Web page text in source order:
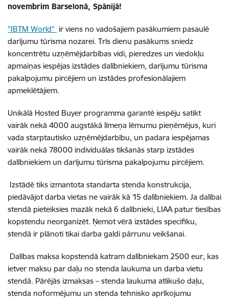
novembrim Barselonā, Spānijā!
"IBTM World" ir viens no vadošajiem pasākumiem pasaulē
darījumu tūrisma nozarei. Trīs dienu pasākums sniedz
koncentrētu uzņēmējdarbības vidi, pieredzes un viedokļu
apmaiņas iespējas izstādes dalībniekiem, darījumu tūrisma
pakalpojumu pircējiem un izstādes profesionālajiem
apmeklētājiem.
Unikālā Hosted Buyer programma garantē iespēju satikt
vairāk nekā 4000 augstākā līmeņa lēmumu pieņēmējus, kuri
vada starptautisko uzņēmējdarbību, un padara iespējamas
vairāk nekā 78000 individuālas tikšanās starp izstādes
dalībniekiem un darījumu tūrisma pakalpojumu pircējiem.
Izstādē tiks izmantota standarta stenda konstrukcija,
piedāvājot darba vietas ne vairāk kā 15 dalībniekiem. Ja dalībai
stendā pieteiksies mazāk nekā 6 dalībnieki, LIAA patur tiesības
kopstendu neorganizēt. Ņemot vērā izstādes specifiku,
stendā ir plānoti tikai darba galdi pārrunu veikšanai.
Dalības maksa kopstendā katram dalībniekam 2500 eur, kas
ietver maksu par daļu no stenda laukuma un darba vietu
stendā. Pārējās izmaksas – stenda laukuma atlikušo daļu,
stenda noformējumu un stenda tehnisko aprīkojumu